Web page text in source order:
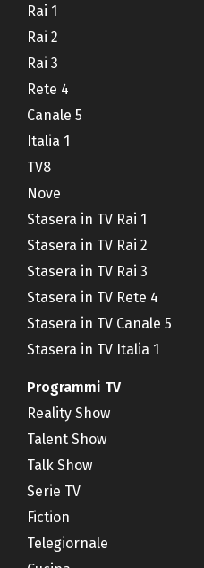
Rai 1
Rai 2
Rai 3
Rete 4
Canale 5
Italia 1
TV8
Nove
Stasera in TV Rai 1
Stasera in TV Rai 2
Stasera in TV Rai 3
Stasera in TV Rete 4
Stasera in TV Canale 5
Stasera in TV Italia 1
Programmi TV
Reality Show
Talent Show
Talk Show
Serie TV
Fiction
Telegiornale